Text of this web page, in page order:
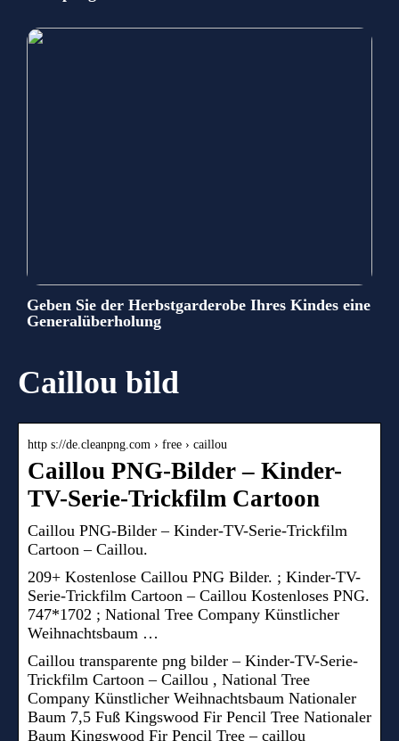
Geben Sie der Herbstgarderobe Ihres Kindes eine
Generalüberholung
Caillou bild
http s://de.cleanpng.com › free › caillou
Caillou PNG-Bilder – Kinder-
TV-Serie-Trickfilm Cartoon
Caillou PNG-Bilder – Kinder-TV-Serie-Trickfilm
Cartoon – Caillou.
209+ Kostenlose Caillou PNG Bilder. ; Kinder-TV-
Serie-Trickfilm Cartoon – Caillou Kostenloses PNG.
747*1702 ; National Tree Company Künstlicher
Weihnachtsbaum …
Caillou transparente png bilder – Kinder-TV-Serie-
Trickfilm Cartoon – Caillou , National Tree
Company Künstlicher Weihnachtsbaum Nationaler
Baum 7,5 Fuß Kingswood Fir Pencil Tree Nationaler
Baum Kingswood Fir Pencil Tree – caillou